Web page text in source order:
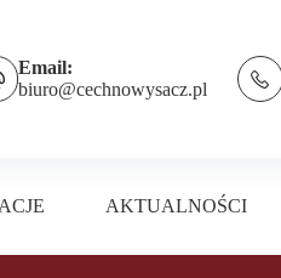
Email:
biuro@cechnowysacz.pl
AKTUALNOŚCI